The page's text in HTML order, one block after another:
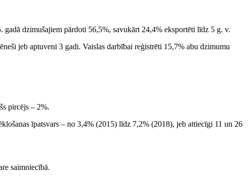
dzimušajiem pārdoti 56,5%, savukārt 24,4% eksportēti līdz 5 g. v.
jeb aptuveni 3 gadi. Vaislas darbībai reģistrēti 15,7% abu dzimumu
pircējs – 2%.
īpatsvars – no 3,4% (2015) līdz 7,2% (2018), jeb attiecīgi 11 un 26
saimniecībā.